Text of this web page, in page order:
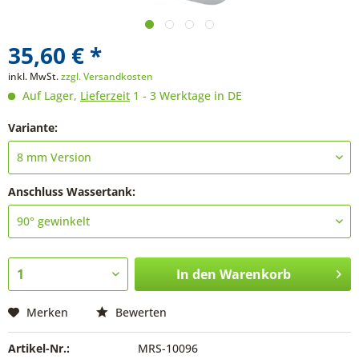
35,60 € *
inkl. MwSt.zzgl. Versandkosten
Auf Lager, Lieferzeit 1 - 3 Werktage in DE
Variante:
Anschluss Wassertank:
In den Warenkorb
Merken Bewerten
Artikel-Nr.:
MRS-10096